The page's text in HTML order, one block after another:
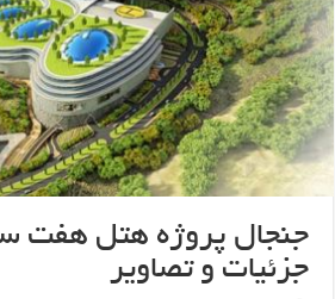
جنجال پروژه هتل هفت
جزئیات و تصاویر